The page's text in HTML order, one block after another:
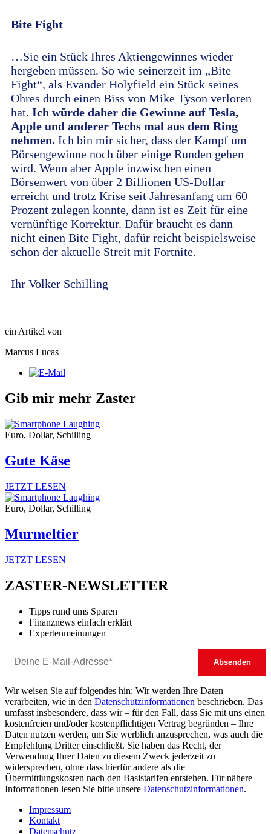
Bite Fight
…Sie ein Stück Ihres Aktiengewinnes wieder
hergeben müssen. So wie seinerzeit im „Bite
Fight“, als Evander Holyfield ein Stück seines
Ohres durch einen Biss von Mike Tyson verloren
hat. Ich würde daher die Gewinne auf Tesla,
Apple und anderer Techs mal aus dem Ring
nehmen. Ich bin mir sicher, dass der Kampf um
Börsengewinne noch über einige Runden gehen
wird. Wenn aber Apple inzwischen einen
Börsenwert von über 2 Billionen US-Dollar
erreicht und trotz Krise seit Jahresanfang um 60
Prozent zulegen konnte, dann ist es Zeit für eine
vernünftige Korrektur. Dafür braucht es dann
nicht einen Bite Fight, dafür reicht beispielsweise
schon der aktuelle Streit mit Fortnite.
Ihr Volker Schilling
ein Artikel von
Marcus Lucas
Gib mir mehr Zaster
Euro, Dollar, Schilling
Gute Käse
JETZT LESEN
Euro, Dollar, Schilling
Murmeltier
JETZT LESEN
ZASTER-NEWSLETTER
Tipps rund ums Sparen
Finanznews einfach erklärt
Expertenmeinungen
Wir weisen Sie auf folgendes hin: Wir werden Ihre Daten
verarbeiten, wie in den Datenschutzinformationen beschrieben. Das
umfasst insbesondere, dass wir – für den Fall, dass Sie mit uns einen
kostenfreien und/oder kostenpflichtigen Vertrag begründen – Ihre
Daten nutzen werden, um Sie werblich anzusprechen, was auch die
Empfehlung Dritter einschließt. Sie haben das Recht, der
Verwendung Ihrer Daten zu diesem Zweck jederzeit zu
widersprechen, ohne dass hierfür andere als die
Übermittlungskosten nach den Basistarifen entstehen. Für nähere
Informationen lesen Sie bitte unsere Datenschutzinformationen.
Impressum
Kontakt
Datenschutz